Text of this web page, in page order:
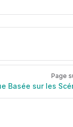
Page
Basée sur les